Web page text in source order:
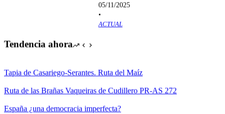
05/11/2025
•
ACTUAL
Tendencia ahora
Tapia de Casariego-Serantes. Ruta del Maíz
Ruta de las Brañas Vaqueiras de Cudillero PR-AS 272
España ¿una democracia imperfecta?